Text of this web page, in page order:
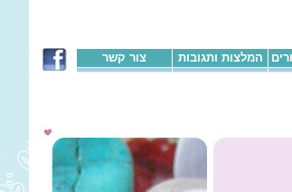
המלצות ותגובות צור קשר